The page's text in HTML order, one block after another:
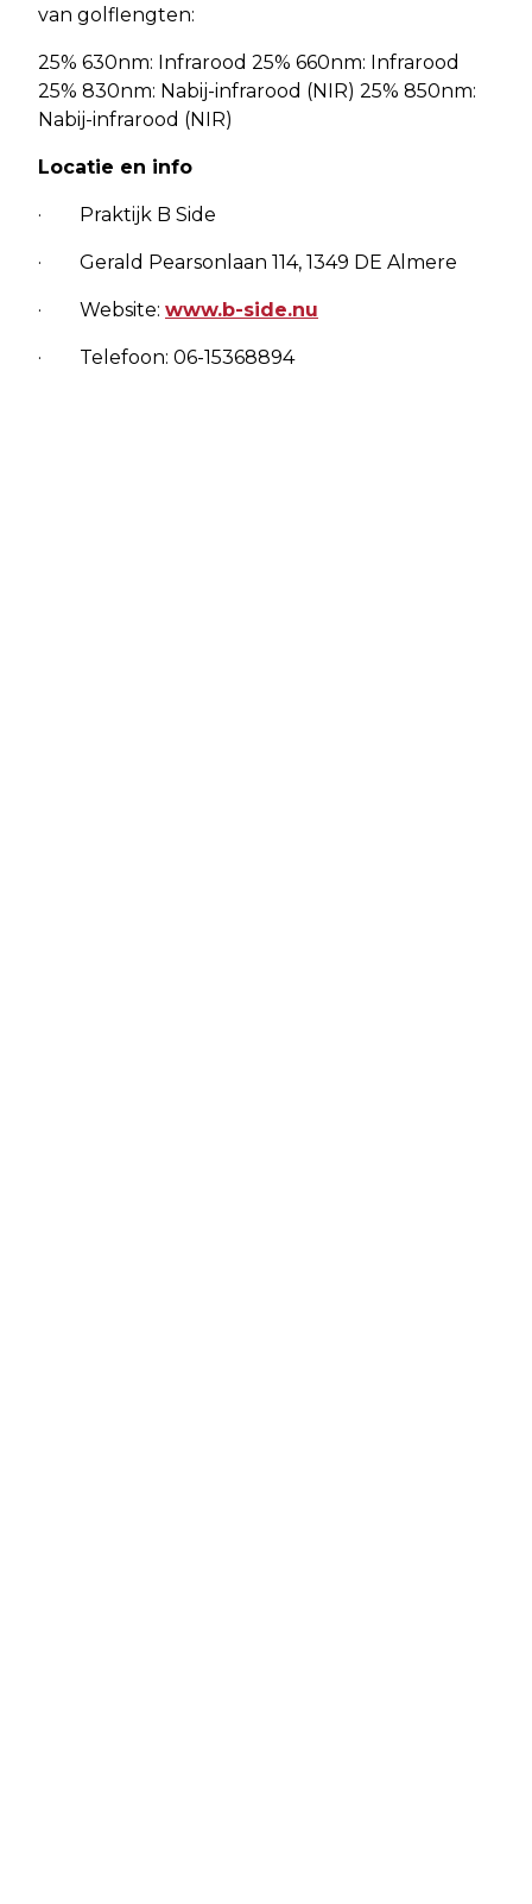
van golflengten:
25% 630nm: Infrarood 25% 660nm: Infrarood
25% 830nm: Nabij-infrarood (NIR) 25% 850nm:
Nabij-infrarood (NIR)
Locatie en info
· Praktijk B Side
· Gerald Pearsonlaan 114, 1349 DE Almere
· Website: www.b-side.nu
· Telefoon: 06-15368894